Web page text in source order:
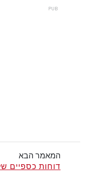
המאמר הבא
דוחות כספיים